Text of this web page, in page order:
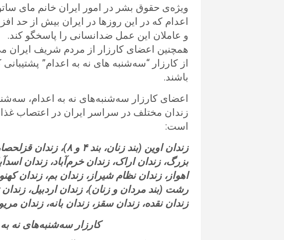
ویژه‌ی حقوق بشر در امور ایران خانم مای
اعدام که در این روزها در ایران بیش از حد
و عاملان این عمل ضدانسانی را پاسخگو کند.
همچنین اعضای کارزار از مردم شریف ایران
از کارزار “سه‌شنبه های نه به اعدام”
باشند.
زندان مختلف در سراسر ایران در اعتصاب غذا
است:
بزرگ، زندان اراک، زندان خرم‌آباد، زندان
اهواز، زندان نظام شیراز، زندان بم، زندان
رشت (بند مردان و زنان)، زندان اردبیل،
زندان نقده، زندان سقز، زندان بانه، زندان
کارزار سه‌شنبه‌های نه به